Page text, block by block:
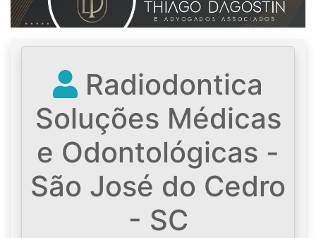
Radiodontica
Soluções Médicas
e Odontológicas -
São José do Cedro
- SC